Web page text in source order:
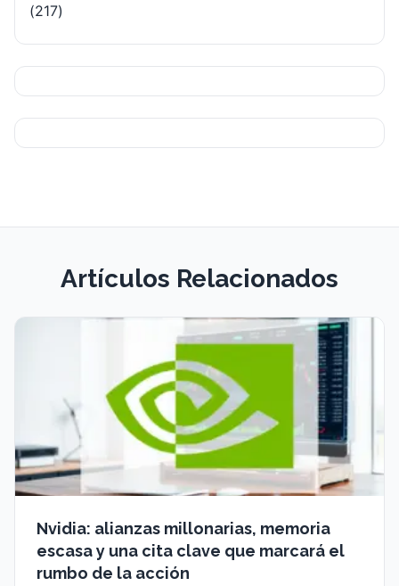
(217)
Artículos Relacionados
Nvidia: alianzas millonarias, memoria
escasa y una cita clave que marcará el
rumbo de la acción